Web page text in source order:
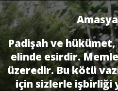
Padişah ve
elinde esirdir.
üzeredir. Bu kötü
için sizlerle işbirliği